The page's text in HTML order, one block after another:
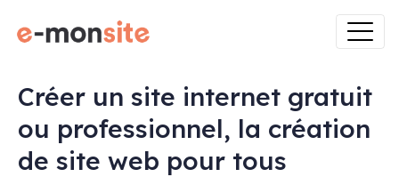
Créer un site internet gratuit
ou professionnel, la création
de site web pour tous